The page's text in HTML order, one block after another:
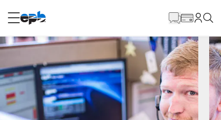
RESIDENCIAL
Internet
Energía
principal